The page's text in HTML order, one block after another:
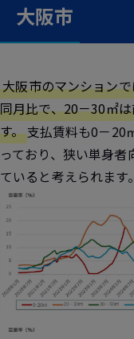
大阪市
大阪市のマンション
同月比で、20－30㎡
す。支払賃料も0－20
っており、狭い単身
ていると考えられます。